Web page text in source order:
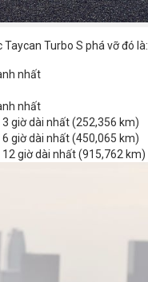
Turbo S phá vỡ đó là:
nhất
nhất
giờ dài nhất (252,356 km)
giờ dài nhất (450,065 km)
giờ dài nhất (915,762 km)